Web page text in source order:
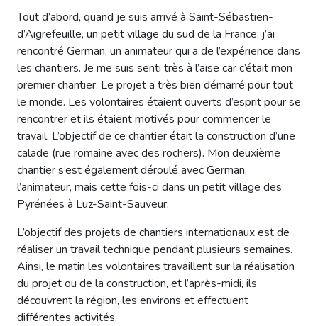
Tout d’abord, quand je suis arrivé à Saint-Sébastien-
d’Aigrefeuille, un petit village du sud de la France, j’ai
rencontré German, un animateur qui a de l’expérience dans
les chantiers. Je me suis senti très à l’aise car c’était mon
premier chantier. Le projet a très bien démarré pour tout
le monde. Les volontaires étaient ouverts d’esprit pour se
rencontrer et ils étaient motivés pour commencer le
travail. L’objectif de ce chantier était la construction d’une
calade (rue romaine avec des rochers). Mon deuxième
chantier s’est également déroulé avec German,
l’animateur, mais cette fois-ci dans un petit village des
Pyrénées à Luz-Saint-Sauveur.
L’objectif des projets de chantiers internationaux est de
réaliser un travail technique pendant plusieurs semaines.
Ainsi, le matin les volontaires travaillent sur la réalisation
du projet ou de la construction, et l’après-midi, ils
découvrent la région, les environs et effectuent
différentes activités.